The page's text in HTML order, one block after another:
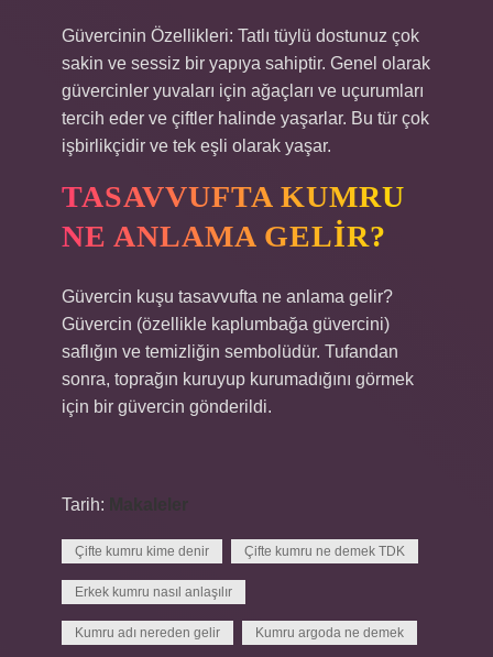
Güvercinin Özellikleri: Tatlı tüylü dostunuz çok
sakin ve sessiz bir yapıya sahiptir. Genel olarak
güvercinler yuvaları için ağaçları ve uçurumları
tercih eder ve çiftler halinde yaşarlar. Bu tür çok
işbirlikçidir ve tek eşli olarak yaşar.
TASAVVUFTA KUMRU
NE ANLAMA GELIR?
Güvercin kuşu tasavvufta ne anlama gelir?
Güvercin (özellikle kaplumbağa güvercini)
saflığın ve temizliğin sembolüdür. Tufandan
sonra, toprağın kuruyup kurumadığını görmek
için bir güvercin gönderildi.
Tarih:
Çifte kumru kime denir Çifte kumru ne demek TDK
Erkek kumru nasıl anlaşılır
Kumru adı nereden gelir Kumru argoda ne demek